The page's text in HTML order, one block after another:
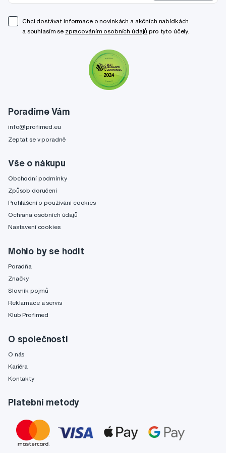
Poradíme Vám
info@profimed.eu
Zeptat se v poradně
Vše o nákupu
Obchodní podmínky
Způsob doručení
Prohlášení o používání cookies
Ochrana osobních údajů
Nastavení cookies
Mohlo by se hodit
Poradňa
Značky
Slovník pojmů
Reklamace a servis
Klub Profimed
O společnosti
O nás
Kariéra
Kontakty
Platební metody
Chci dostávat informace o novinkách a akčních nabídkách
a souhlasím se zpracováním osobních údajů pro tyto účely.